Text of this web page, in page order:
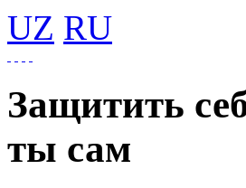
UZ RU
Защитить
ты сам